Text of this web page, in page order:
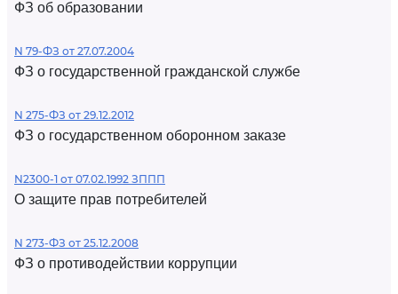
ФЗ об образовании
N 79-ФЗ от 27.07.2004
ФЗ о государственной гражданской службе
N 275-ФЗ от 29.12.2012
ФЗ о государственном оборонном заказе
N2300-1 от 07.02.1992 ЗППП
О защите прав потребителей
N 273-ФЗ от 25.12.2008
ФЗ о противодействии коррупции